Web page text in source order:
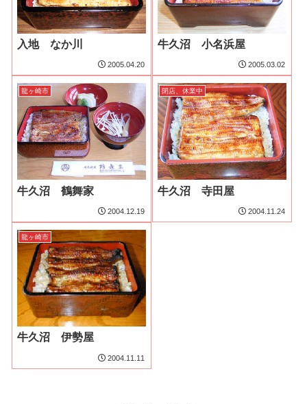
入地 なか川
2005.04.20
牛久沼 小名浜屋
2005.03.02
龍ヶ崎市
牛久沼 鶴舞家
2004.12.19
閉店、休業中
牛久沼 寺田屋
2004.11.24
龍ヶ崎市
牛久沼 伊勢屋
2004.11.11